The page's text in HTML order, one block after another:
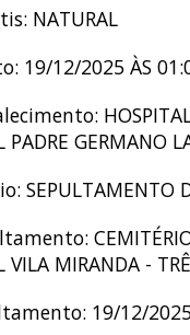
NATURAL
19/12/2025 ÀS
PADRE GERMANO
SEPULTAMENTO
VILA MIRANDA -
19/12/